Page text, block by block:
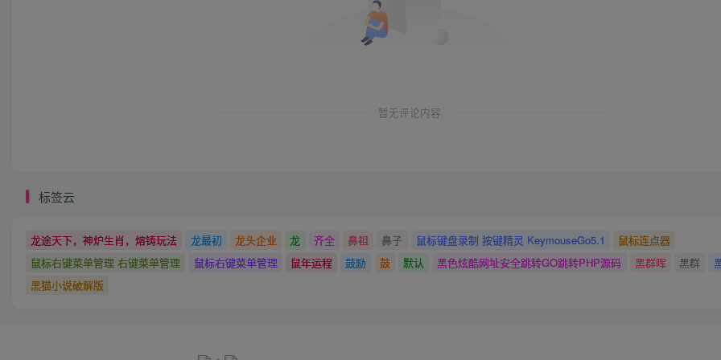
暂无评论内容
标签云
龙途天下，神炉生肖，熔铸玩法 龙最初 龙头企业 龙 齐全 鼻祖 鼻子 鼠标键盘录制 按键精灵 KeymouseGo5.1
鼠标连点器
鼠标右键菜单管理 右键菜单管理
鼠标右键菜单管理 鼠年运程 鼓励 鼓 默认 黑色炫酷网址安全跳转GO跳转PHP源码 黑群晖 黑群
黑猫小说破解版